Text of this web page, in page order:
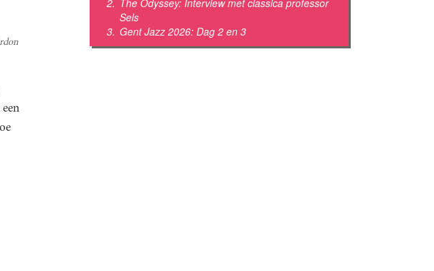
Sels
Gent Jazz 2026: Dag 2 en 3